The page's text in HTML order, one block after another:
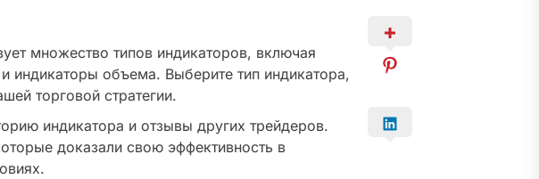
множество типов индикаторов, включая
индикаторы объема. Выберите тип индикатора,
торговой стратегии.
индикатора и отзывы других трейдеров.
доказали свою эффективность в